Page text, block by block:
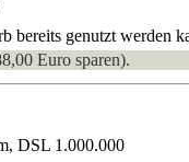
genutzt werden
Euro sparen).
DSL 1.000.000